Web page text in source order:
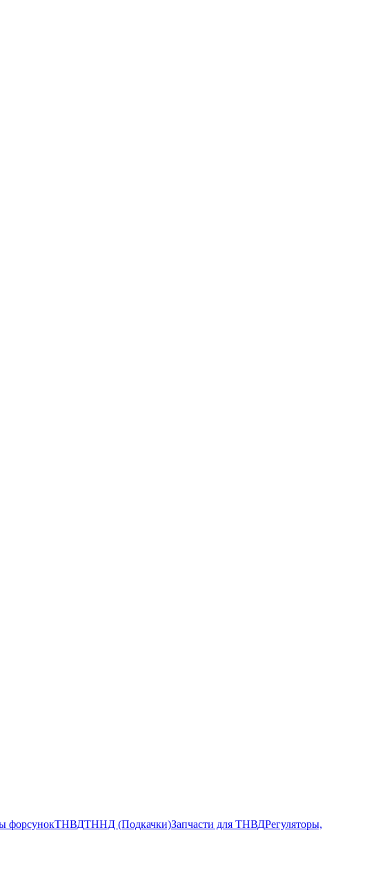
форсунокТНВДТННД (Подкачки)Запчасти для ТНВДРегуляторы,